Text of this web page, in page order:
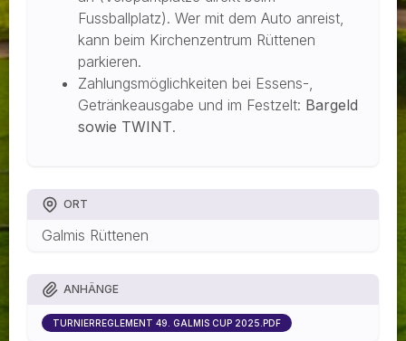
Fussballplatz). Wer mit dem Auto anreist,
kann beim Kirchenzentrum Rüttenen
parkieren.
Zahlungsmöglichkeiten bei Essens-,
Getränkeausgabe und im Festzelt: Bargeld
sowie TWINT.
ORT
Galmis Rüttenen
ANHÄNGE
TURNIERREGLEMENT 49. GALMIS CUP 2025.PDF